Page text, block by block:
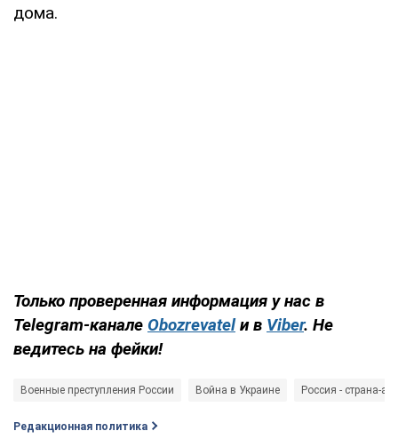
дома.
Только проверенная информация у нас в
Telegram-канале Obozrevatel и в Viber. Не
ведитесь на фейки!
Военные преступления России Война в Украине Россия - страна-
Редакционная политика